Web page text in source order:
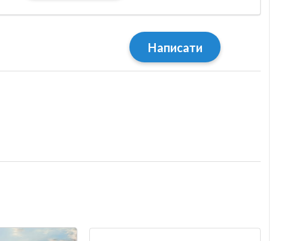
Написати